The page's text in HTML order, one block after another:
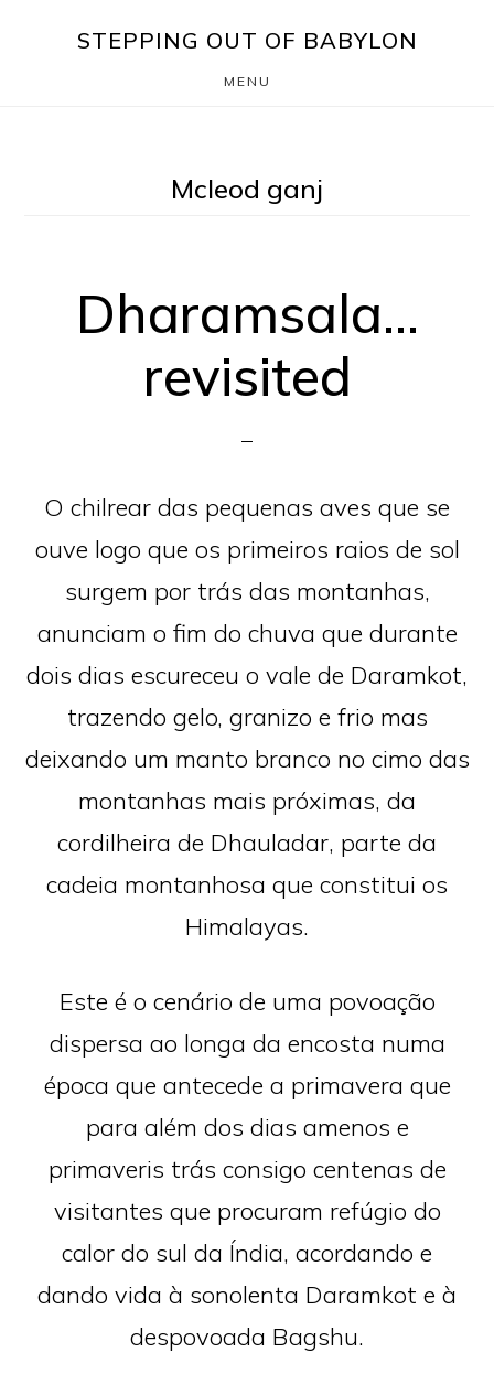
STEPPING OUT OF BABYLON
MENU
Mcleod ganj
Dharamsala…
revisited
O chilrear das pequenas aves que se
ouve logo que os primeiros raios de sol
surgem por trás das montanhas,
anunciam o fim do chuva que durante
dois dias escureceu o vale de Daramkot,
trazendo gelo, granizo e frio mas
deixando um manto branco no cimo das
montanhas mais próximas, da
cordilheira de Dhauladar, parte da
cadeia montanhosa que constitui os
Himalayas.
Este é o cenário de uma povoação
dispersa ao longa da encosta numa
época que antecede a primavera que
para além dos dias amenos e
primaveris trás consigo centenas de
visitantes que procuram refúgio do
calor do sul da Índia, acordando e
dando vida à sonolenta Daramkot e à
despovoada Bagshu.